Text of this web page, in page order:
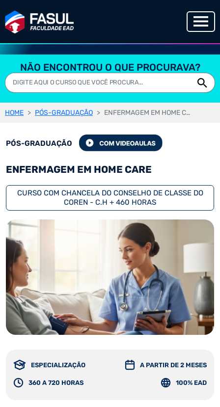
NÃO ENCONTROU O QUE PROCURAVA?
HOME PÓS-GRADUAÇÃO ENFERMAGEM EM HOME CARE
PÓS-GRADUAÇÃO
ENFERMAGEM EM HOME CARE
CURSO COM CHANCELA DO CONSELHO DE CLASSE DO
COREN - C.H + 460 HORAS
ESPECIALIZAÇÃO A PARTIR DE 2 MESES
360 A 720 HORAS 100% EAD